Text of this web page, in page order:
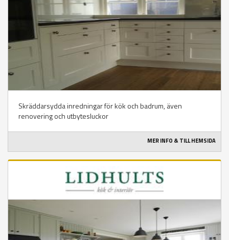
Skräddarsydda inredningar för kök och badrum, även
renovering och utbytesluckor
MER INFO & TILL HEMSIDA